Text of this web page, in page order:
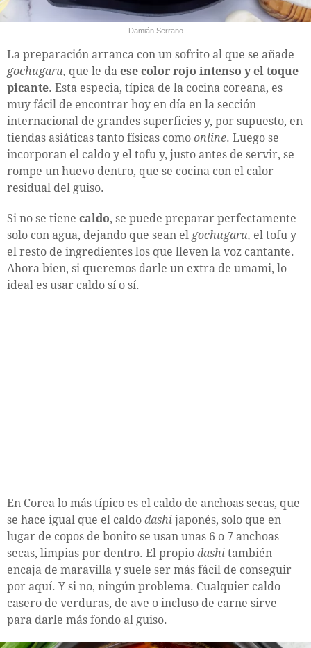
Damián Serrano
La preparación arranca con un sofrito al que se añade
gochugaru, que le da ese color rojo intenso y el toque
picante. Esta especia, típica de la cocina coreana, es
muy fácil de encontrar hoy en día en la sección
internacional de grandes superficies y, por supuesto, en
tiendas asiáticas tanto físicas como online. Luego se
incorporan el caldo y el tofu y, justo antes de servir, se
rompe un huevo dentro, que se cocina con el calor
residual del guiso.
Si no se tiene caldo, se puede preparar perfectamente
solo con agua, dejando que sean el gochugaru, el tofu y
el resto de ingredientes los que lleven la voz cantante.
Ahora bien, si queremos darle un extra de umami, lo
ideal es usar caldo sí o sí.
En Corea lo más típico es el caldo de anchoas secas, que
se hace igual que el caldo dashi japonés, solo que en
lugar de copos de bonito se usan unas 6 o 7 anchoas
secas, limpias por dentro. El propio dashi también
encaja de maravilla y suele ser más fácil de conseguir
por aquí. Y si no, ningún problema. Cualquier caldo
casero de verduras, de ave o incluso de carne sirve
para darle más fondo al guiso.